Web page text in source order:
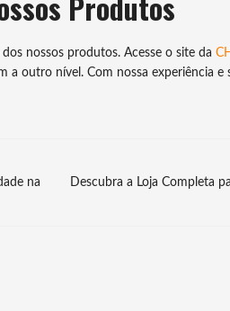
nossos produtos. Acesse o site da
a outro nível. Com nossa experiência
na
Descubra a Loja Completa